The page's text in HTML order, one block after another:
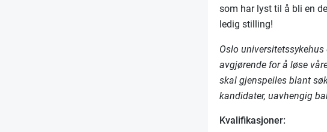
som har lyst til å bli en
ledig stilling!
Oslo
avgjørende for å løse
skal gjenspeiles blant
kandidater, uavhengig
Kvalifikasjoner: